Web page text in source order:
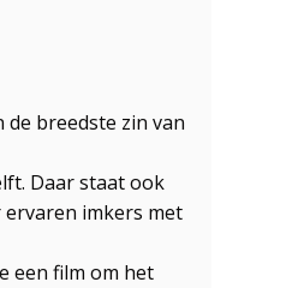
breedste zin van
Daar staat ook
imkers met
een film om het